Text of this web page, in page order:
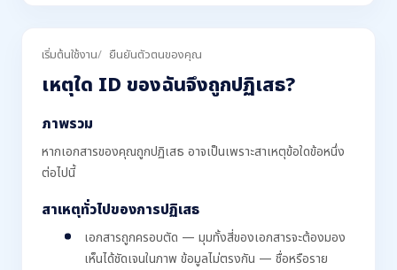
เริ่มต้นใช้งาน ยืนยันตัวตนของคุณ
เหตุใด ID ของฉันจึงถูกปฏิเสธ?
ภาพรวม
หากเอกสารของคุณถูกปฏิเสธ อาจเป็นเพราะสาเหตุข้อใดข้อหนึ่ง
ต่อไปนี้
สาเหตุทั่วไปของการปฏิเสธ
เอกสารถูกครอบตัด — มุมทั้งสี่ของเอกสารจะต้องมอง
เห็นได้ชัดเจนในภาพ ข้อมูลไม่ตรงกัน — ชื่อหรือราย